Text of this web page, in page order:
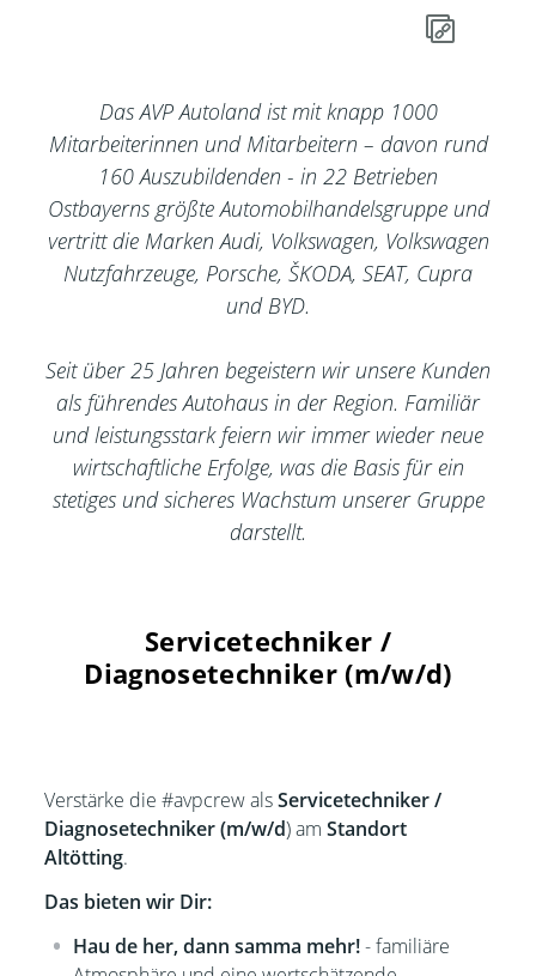
Das AVP Autoland ist mit knapp 1000
Mitarbeiterinnen und Mitarbeitern – davon rund
160 Auszubildenden - in 22 Betrieben
Ostbayerns größte Automobilhandelsgruppe und
vertritt die Marken Audi, Volkswagen, Volkswagen
Nutzfahrzeuge, Porsche, ŠKODA, SEAT, Cupra
und BYD.
Seit über 25 Jahren begeistern wir unsere Kunden
als führendes Autohaus in der Region. Familiär
und leistungsstark feiern wir immer wieder neue
wirtschaftliche Erfolge, was die Basis für ein
stetiges und sicheres Wachstum unserer Gruppe
darstellt.
Servicetechniker /
Diagnosetechniker (m/w/d)
Verstärke die #avpcrew alsServicetechniker /
Diagnosetechniker (m/w/d) am Standort
Altötting.
Das bieten wir Dir:
Hau de her, dann samma mehr!- familiäre